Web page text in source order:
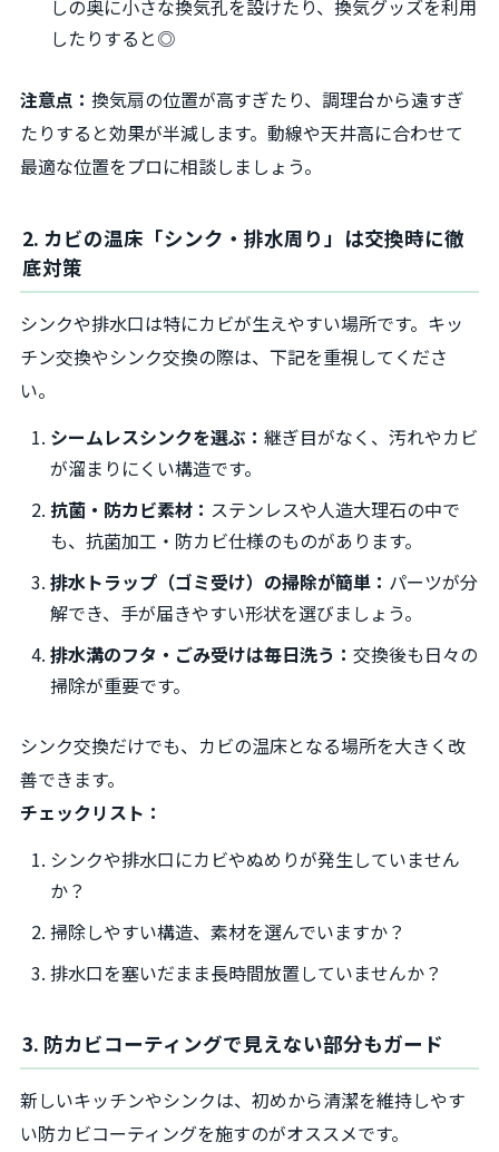
しの奥に小さな換気孔を設けたり、換気グッズを利用
したりすると◎
注意点： 換気扇の位置が高すぎたり、調理台から遠すぎ
たりすると効果が半減します。動線や天井高に合わせて
最適な位置をプロに相談しましょう。
2. カビの温床「シンク・排水周り」は交換時に徹
底対策
シンクや排水口は特にカビが生えやすい場所です。キッ
チン交換やシンク交換の際は、下記を重視してくださ
い。
シームレスシンクを選ぶ：継ぎ目がなく、汚れやカビ
が溜まりにくい構造です。
抗菌・防カビ素材： ステンレスや人造大理石の中で
も、抗菌加工・防カビ仕様のものがあります。
排水トラップ（ゴミ受け）の掃除が簡単： パーツが分
解でき、手が届きやすい形状を選びましょう。
排水溝のフタ・ごみ受けは毎日洗う：交換後も日々の
掃除が重要です。
シンク交換だけでも、カビの温床となる場所を大きく改
善できます。
チェックリスト：
シンクや排水口にカビやぬめりが発生していません
か？
掃除しやすい構造、素材を選んでいますか？
排水口を塞いだまま長時間放置していませんか？
3. 防カビコーティングで見えない部分もガード
新しいキッチンやシンクは、初めから清潔を維持しやす
い防カビコーティングを施すのがオススメです。